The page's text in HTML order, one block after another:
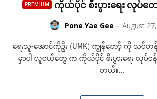
ကိုယ်ပိုင် စီးပွားရေး လုပ်
Pone Yae Gee - August
ရေးသူ-အောင်ကိုဦး (UMK) ကျွန်တော့် ကို သင်တန်း မှာရော၊ အွန်လိုင်း
မှာပါ လူငယ်တွေ က ကိုယ်ပိုင် စီးပွားရေး လုပ်ငန်
တယ်။...